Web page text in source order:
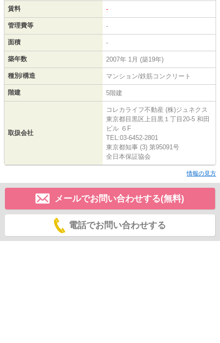
賃料 -
管理費等 -
面積 -
築年数 2007年 1月 (築19年)
種別/構造 マンション/鉄筋コンクリート
階建 5階建
取扱会社
コレカライフ不動産 (株)ジュネクス
東京都目黒区上目黒１丁目20-5 和田
ビル ６F
TEL:03-6452-2801
東京都知事 (3) 第95091号
全日本保証協会
情報の見方
メールでお問い合わせする(無料)
電話でお問い合わせする